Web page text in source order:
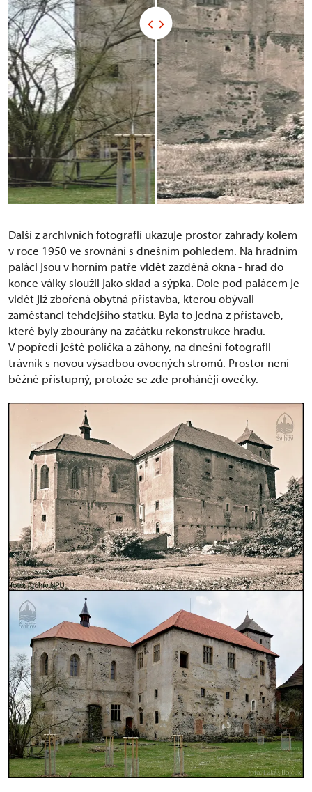
Další z archivních fotografií ukazuje prostor zahrady kolem
v roce 1950 ve srovnání s dnešním pohledem. Na hradním
paláci jsou v horním patře vidět zazděná okna - hrad do
konce války sloužil jako sklad a sýpka. Dole pod palácem je
vidět již zbořená obytná přístavba, kterou obývali
zaměstanci tehdejšího statku. Byla to jedna z přístaveb,
které byly zbourány na začátku rekonstrukce hradu.
V popředí ještě políčka a záhony, na dnešní fotografii
trávník s novou výsadbou ovocných stromů. Prostor není
běžně přístupný, protože se zde prohánějí ovečky.